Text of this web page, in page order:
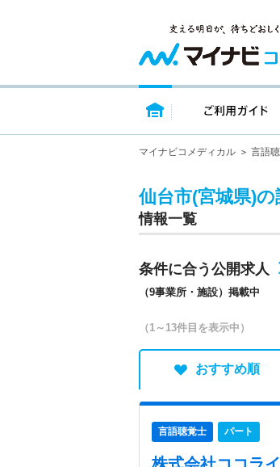
トップページ
マイナビコメディカル 言語
仙台市(宮城県)
情報一覧
条件に合う公開求人
（9事業所・施設）掲載中
（1～13件目を表示中）
おすすめ順
言語聴覚士 パート